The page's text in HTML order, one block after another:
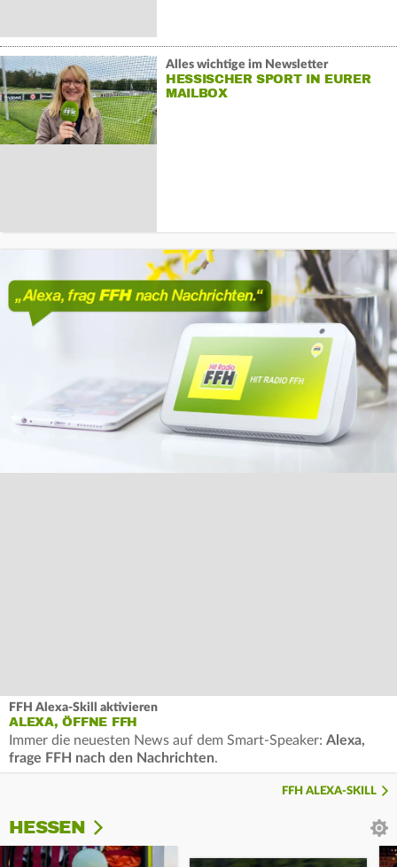
Alles wichtige im Newsletter
HESSISCHER SPORT IN EURER
MAILBOX
FFH Alexa-Skill aktivieren
ALEXA, ÖFFNE FFH
Immer die neuesten News auf dem Smart-Speaker: Alexa,
frage FFH nach den Nachrichten.
FFH ALEXA-SKILL
HESSEN